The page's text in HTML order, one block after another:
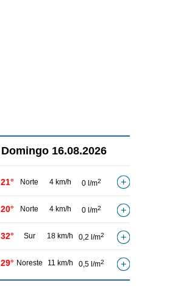
Domingo 16.08.2026
21° Norte 4 km/h 0 l/m2
20° Norte 4 km/h 0 l/m2
32° Sur 18 km/h 0,2 l/m2
29° Noreste 11 km/h 0,5 l/m2